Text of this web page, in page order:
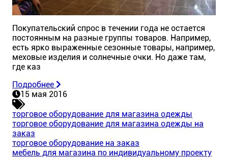
Покупательский спрос в течении года не остается
постоянным на разные группы товаров. Например,
есть ярко выраженные сезонные товары, например,
меховые изделия и солнечные очки. Но даже там,
где каз
Подробнее
15 мая 2016
торговое оборудование для магазина одежды
торговое оборудование для магазина одежды на
заказ
торговое оборудование на заказ
мебель для магазина по индивидуальному проекту